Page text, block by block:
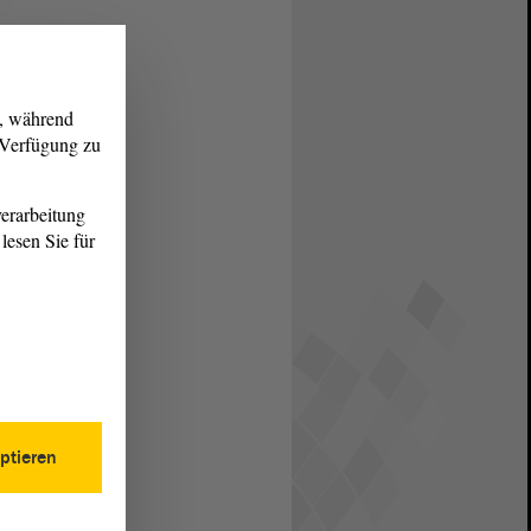
während
zu
Sie für